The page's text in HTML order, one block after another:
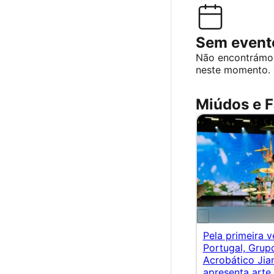
Sem
Não
neste momento.
Miúdos e
Pela primeira
Portugal,
Acrobático